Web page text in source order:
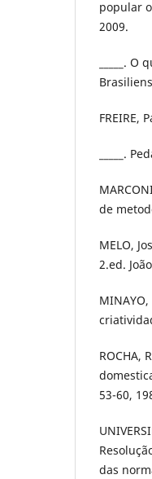
popular
2009.
_____.
FREIRE,
_____.
de
MELO,
2.ed.
ROCHA,
53-60,
das